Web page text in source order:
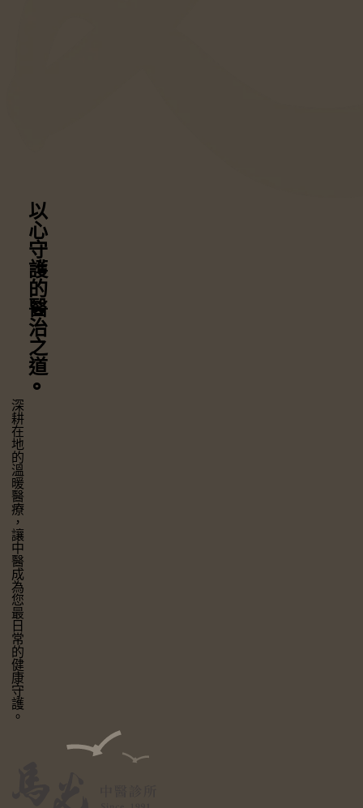
以心守護
的醫治之道
⚬
深耕在地的溫暖醫療，
讓中醫成為您最日常的健康守護。